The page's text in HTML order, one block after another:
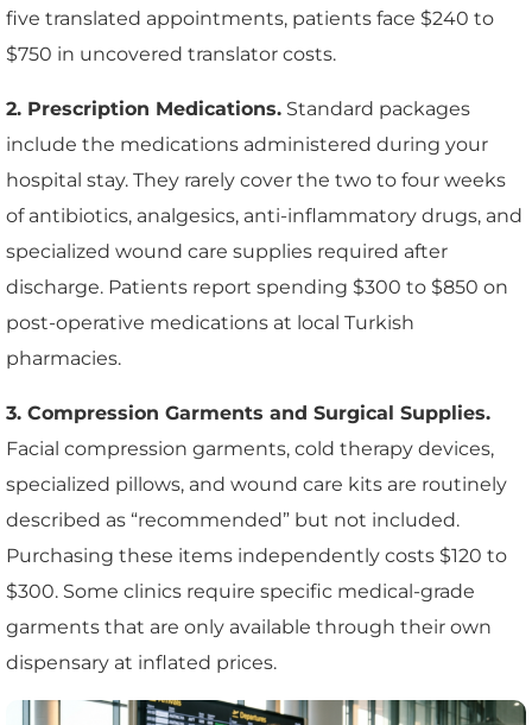
five translated appointments, patients face $240 to
$750 in uncovered translator costs.
2. Prescription Medications. Standard packages
include the medications administered during your
hospital stay. They rarely cover the two to four weeks
of antibiotics, analgesics, anti-inflammatory drugs, and
specialized wound care supplies required after
discharge. Patients report spending $300 to $850 on
post-operative medications at local Turkish
pharmacies.
3. Compression Garments and Surgical Supplies.
Facial compression garments, cold therapy devices,
specialized pillows, and wound care kits are routinely
described as “recommended” but not included.
Purchasing these items independently costs $120 to
$300. Some clinics require specific medical-grade
garments that are only available through their own
dispensary at inflated prices.